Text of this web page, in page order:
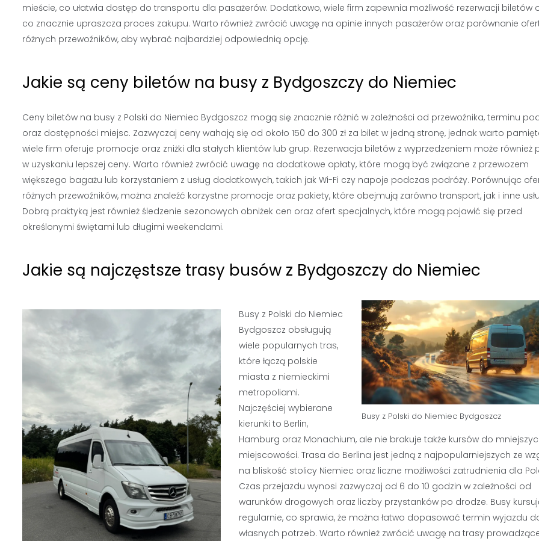
mieście, co ułatwia dostęp do transportu dla pasażerów. Dodatkowo, wiele firm zapewnia możliwość rezerwacji biletów
co znacznie upraszcza proces zakupu. Warto również zwrócić uwagę na opinie innych pasażerów oraz porównanie
różnych przewoźników, aby wybrać najbardziej odpowiednią opcję.
Jakie są ceny biletów na busy z Bydgoszczy do Niemiec
Ceny biletów na busy z Polski do Niemiec Bydgoszcz mogą się znacznie różnić w zależności od przewoźnika, terminu
oraz dostępności miejsc. Zazwyczaj ceny wahają się od około 150 do 300 zł za bilet w jedną stronę, jednak warto
wiele firm oferuje promocje oraz zniżki dla stałych klientów lub grup. Rezerwacja biletów z wyprzedzeniem może również
w uzyskaniu lepszej ceny. Warto również zwrócić uwagę na dodatkowe opłaty, które mogą być związane z przewozem
większego bagażu lub korzystaniem z usług dodatkowych, takich jak Wi-Fi czy napoje podczas podróży. Porównując
różnych przewoźników, można znaleźć korzystne promocje oraz pakiety, które obejmują zarówno transport, jak i inne
Dobrą praktyką jest również śledzenie sezonowych obniżek cen oraz ofert specjalnych, które mogą pojawić się przed
określonymi świętami lub długimi weekendami.
Jakie są najczęstsze trasy busów z Bydgoszczy do Niemiec
Busy z Polski do Niemiec Bydgoszcz
Busy z Polski do Niemiec
Bydgoszcz obsługują
wiele popularnych tras,
które łączą polskie
miasta z niemieckimi
metropoliami.
Najczęściej wybierane
kierunki to Berlin,
Hamburg oraz Monachium, ale nie brakuje także kursów do
miejscowości. Trasa do Berlina jest jedną z najpopularniejszych ze
na bliskość stolicy Niemiec oraz liczne możliwości zatrudnienia dla
Czas przejazdu wynosi zazwyczaj od 6 do 10 godzin w zależności od
warunków drogowych oraz liczby przystanków po drodze. Busy
regularnie, co sprawia, że można łatwo dopasować termin wyjazdu
własnych potrzeb. Warto również zwrócić uwagę na trasy